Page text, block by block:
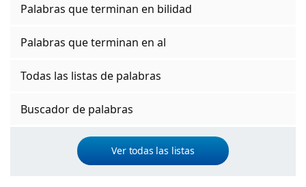
Palabras que terminan en bilidad
Palabras que terminan en al
Todas las listas de palabras
Buscador de palabras
Ver todas las listas